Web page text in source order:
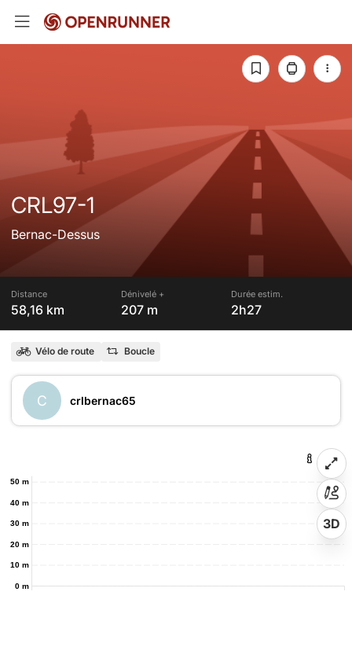
CRL97-1
Bernac-Dessus
Distance
58,16 km
Dénivelé +
207 m
Durée estim.
2h27
Vélo de route Boucle
C crlbernac65
0 m
10 m
20 m
30 m
40 m
50 m
3D